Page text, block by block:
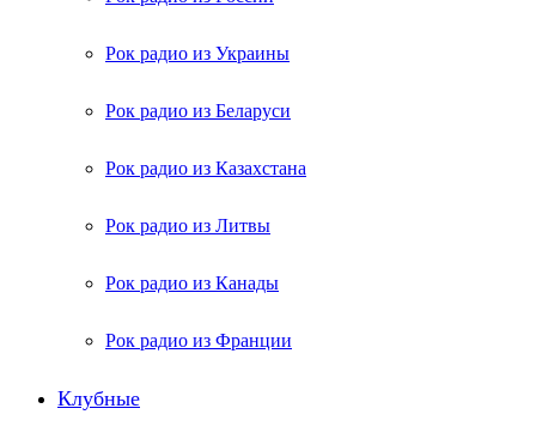
Рок радио из Украины
Рок радио из Беларуси
Рок радио из Казахстана
Рок радио из Литвы
Рок радио из Канады
Рок радио из Франции
Клубные